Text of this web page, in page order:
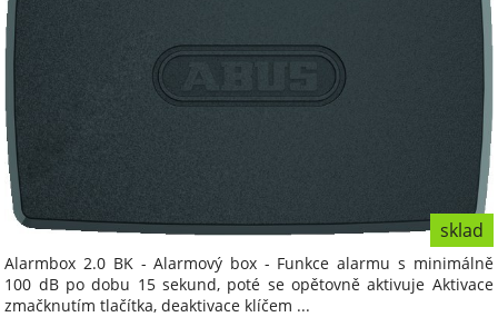
Alarmbox 2.0 BK - Alarmový box - Funkce alarmu s minimálně
100 dB po dobu 15 sekund, poté se opětovně aktivuje Aktivace
zmačknutím tlačítka, deaktivace klíčem ...
sklad